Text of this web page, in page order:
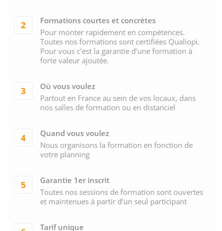
2
Formations courtes et concrètes
Pour monter rapidement en compétences.
Toutes nos formations sont certifiées Qualiopi.
Pour vous c’est la garantie d’une formation à
forte valeur ajoutée.
3
Où vous voulez
Partout en France au sein de vos locaux, dans
nos salles de formation ou en distanciel
4
Quand vous voulez
Nous organisons la formation en fonction de
votre planning
5
Garantie 1er inscrit
Toutes nos sessions de formation sont ouvertes
et maintenues à partir d’un seul participant
Tarif unique